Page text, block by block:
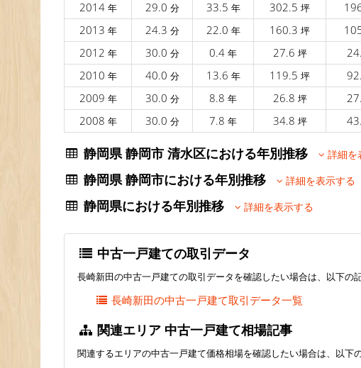
2014 年 29.0 分 33.5 年 302.5 坪
2013 年 24.3 分 22.0 年 160.3 坪
2012 年 30.0 分 0.4 年 27.6 坪
2010 年 40.0 分 13.6 年 119.5 坪
2009 年 30.0 分 8.8 年 26.8 坪
2008 年 30.0 分 7.8 年 34.8 坪
静岡県 静岡市 清水区における年別推移 詳細を
静岡県 静岡市における年別推移 詳細を表示する
静岡県における年別推移 詳細を表示する
中古一戸建ての取引データ
長崎新田の中古一戸建ての取引データを確認したい場合は、以下の
長崎新田の中古一戸建て取引データ一覧
関連エリア 中古一戸建て相場記事
関連するエリアの中古一戸建て価格相場を確認したい場合は、以下